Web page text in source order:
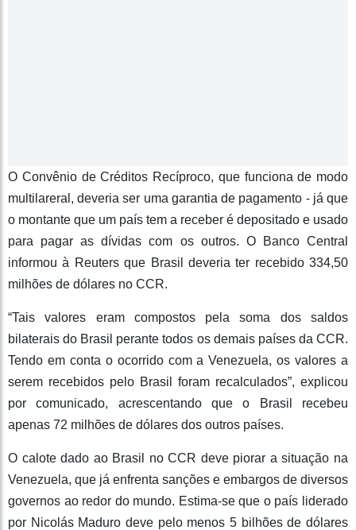
O Convênio de Créditos Recíproco, que funciona de modo
multilareral, deveria ser uma garantia de pagamento - já que
o montante que um país tem a receber é depositado e usado
para pagar as dívidas com os outros. O Banco Central
informou à Reuters que Brasil deveria ter recebido 334,50
milhões de dólares no CCR.
“Tais valores eram compostos pela soma dos saldos
bilaterais do Brasil perante todos os demais países da CCR.
Tendo em conta o ocorrido com a Venezuela, os valores a
serem recebidos pelo Brasil foram recalculados”, explicou
por comunicado, acrescentando que o Brasil recebeu
apenas 72 milhões de dólares dos outros países.
O calote dado ao Brasil no CCR deve piorar a situação na
Venezuela, que já enfrenta sanções e embargos de diversos
governos ao redor do mundo. Estima-se que o país liderado
por Nicolás Maduro deve pelo menos 5 bilhões de dólares